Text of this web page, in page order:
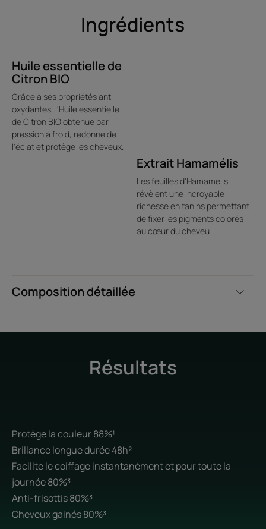
**% de satisfaction, Test d'usage sur 67 consommateurs durant 10
*text biométrologique ex vivo sur mèches
*test biométrologique ex vivo sur mèches
Ingrédients
Composition détaillée
Huile essentielle de
Citron BIO
Grâce à ses propriétés anti-
oxydantes, l'Huile essentielle
de Citron BIO obtenue par
pression à froid, redonne de
l'éclat et protège les cheveux.
Extrait Hamamélis
Les feuilles d'Hamamélis
révèlent une incroyable
richesse en tanins permettant
de fixer les pigments colorés
au cœur du cheveu.
Résultats
Protège la couleur 88%¹
Brillance longue durée 48h²
Facilite le coiffage instantanément et pour toute la
journée 80%³
Anti-frisottis 80%³
Cheveux gainés 80%³